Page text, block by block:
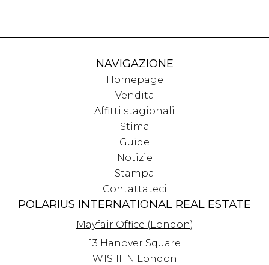
NAVIGAZIONE
Homepage
Vendita
Affitti stagionali
Stima
Guide
Notizie
Stampa
Contattateci
POLARIUS INTERNATIONAL REAL ESTATE
Mayfair Office (London)
13 Hanover Square
W1S 1HN London